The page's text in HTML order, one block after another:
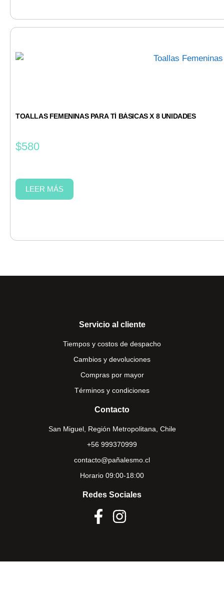
TOALLAS FEMENINAS PARA TÍ BÁSICAS X 8 UNIDADES
$580
LEER MÁS
Servicio al cliente
Tiempos y costos de despacho
Cambios y devoluciones
Compras por mayor
Términos y condiciones
Contacto
San Miguel, Región Metropolitana, Chile
+56 999370999
contacto@pañalesmo.cl
Horario 09:00-18:00
Redes Sociales